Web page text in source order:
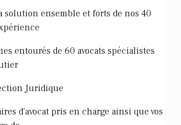
solution ensemble et forts de nos 40
entourés de 60 avocats spécialistes
Juridique
d'avocat pris en charge ainsi que vos